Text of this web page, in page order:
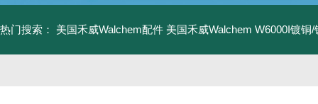
热门搜索： 美国禾威Walchem配件 美国禾威Walchem W6000I镀铜